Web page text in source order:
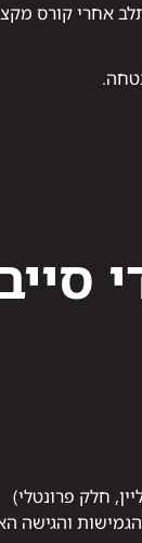
אחרי קורס
חלק פרונטלי)